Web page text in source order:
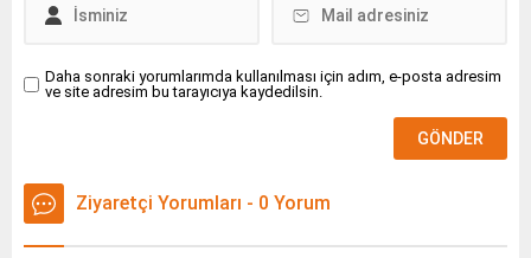
Daha sonraki yorumlarımda kullanılması için adım, e-posta adresim
ve site adresim bu tarayıcıya kaydedilsin.
Ziyaretçi Yorumları - 0 Yorum